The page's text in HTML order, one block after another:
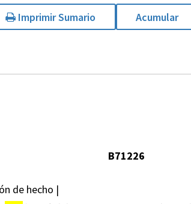
Imprimir Sumario Acumular
B71226
de hecho |